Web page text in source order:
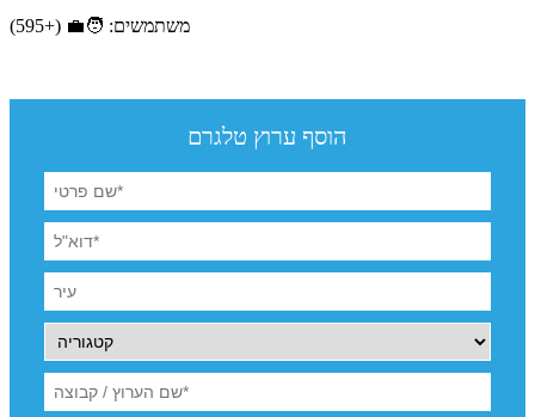
משתמשים: 🧑‍💼 (+595)
הוסף ערוץ טלגרם